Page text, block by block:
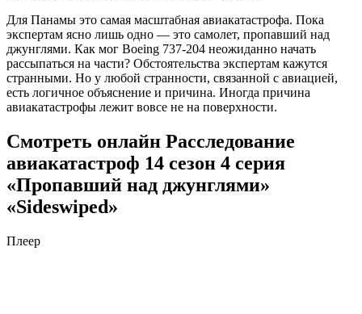
Для Панамы это самая масштабная авиакатастрофа. Пока
экспертам ясно лишь одно — это самолет, пропавший над
джунглями. Как мог Boeing 737-204 неожиданно начать
рассыпаться на части? Обстоятельства экспертам кажутся
странными. Но у любой странности, связанной с авиацией,
есть логичное объяснение и причина. Иногда причина
авиакатастрофы лежит вовсе не на поверхности.
Смотреть онлайн Расследование
авиакатастроф 14 сезон 4 серия
«Пропавший над джунглями»
«Sideswiped»
Плеер